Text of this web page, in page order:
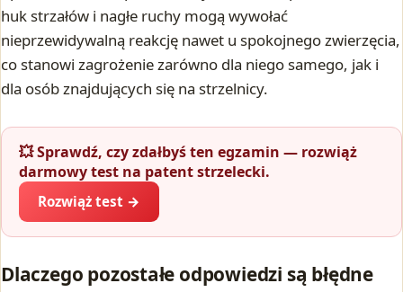
huk strzałów i nagłe ruchy mogą wywołać
nieprzewidywalną reakcję nawet u spokojnego zwierzęcia,
co stanowi zagrożenie zarówno dla niego samego, jak i
dla osób znajdujących się na strzelnicy.
💥 Sprawdź, czy zdałbyś ten egzamin — rozwiąż
darmowy test na patent strzelecki.
Rozwiąż test →
Dlaczego pozostałe odpowiedzi są błędne